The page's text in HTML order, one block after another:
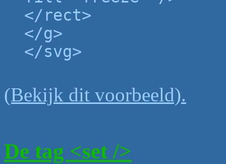
</rect>
</g>
</svg>
(Bekijk dit voorbeeld).
De tag <set />